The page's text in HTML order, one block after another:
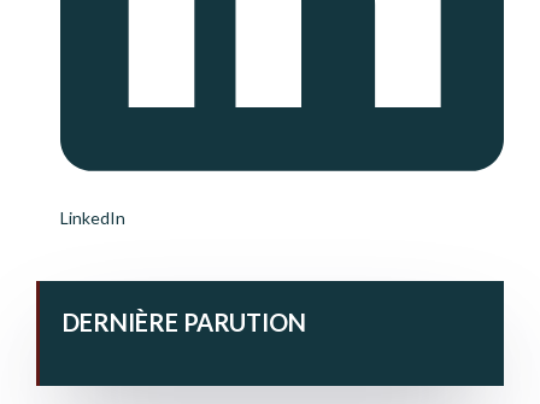
LinkedIn
DERNIÈRE PARUTION